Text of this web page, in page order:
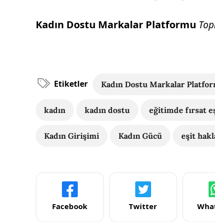
Kadın Dostu Markalar Platformu
Etiketler Kadın Dostu Markalar
kadın kadın dostu eğitimde fırsat
Kadın Girişimi Kadın Gücü eşit
Facebook Twitter